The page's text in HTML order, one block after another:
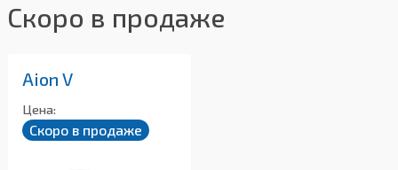
Скоро в продаже
Aion V
Цена:
Скоро в продаже